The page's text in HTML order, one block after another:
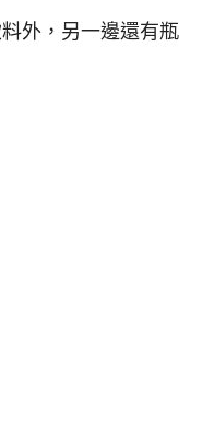
外，另一邊還有瓶